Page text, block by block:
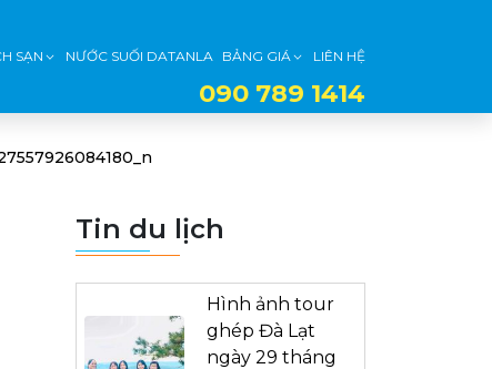
SẠN NƯỚC SUỐI DATANLA BẢNG GIÁ LIÊN HỆ
090 789 1414
Tin du lịch
Hình ảnh tour
ghép Đà Lạt
ngày 29 tháng